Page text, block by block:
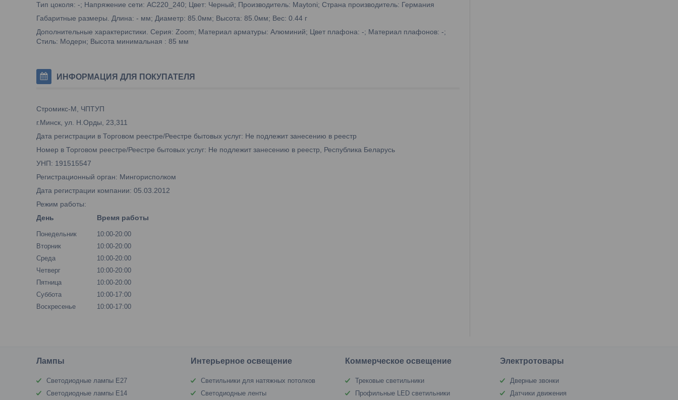
Тип цоколя: -; Напряжение сети: AC220_240; Цвет: Черный; Производитель: Maytoni; Страна производитель: Германия
Габаритные размеры. Длина: - мм; Диаметр: 85.0мм; Высота: 85.0мм; Вес: 0.44 г
Дополнительные характеристики. Серия: Zoom; Материал арматуры: Алюминий; Цвет плафона: -; Материал плафонов: -;
Стиль: Модерн; Высота минимальная : 85 мм
ИНФОРМАЦИЯ ДЛЯ ПОКУПАТЕЛЯ
Стромикс-М, ЧПТУП
г.Минск, ул. Н.Орды, 23,311
Дата регистрации в Торговом реестре/Реестре бытовых услуг: Не подлежит занесению в реестр
Номер в Торговом реестре/Реестре бытовых услуг: Не подлежит занесению в реестр, Республика Беларусь
УНП: 191515547
Регистрационный орган: Мингорисполком
Дата регистрации компании: 05.03.2012
Режим работы:
День
Время работы
Понедельник
10:00-20:00
Вторник
10:00-20:00
Среда
10:00-20:00
Четверг
10:00-20:00
Пятница
10:00-20:00
Суббота
10:00-17:00
Воскресенье
10:00-17:00
Лампы
Светодиодные лампы Е27
Светодиодные лампы Е14
Интерьерное освещение
Светильники для натяжных потолков
Светодиодные ленты
Коммерческое освещение
Трековые светильники
Профильные LED светильники
Электротовары
Дверные звонки
Датчики движения